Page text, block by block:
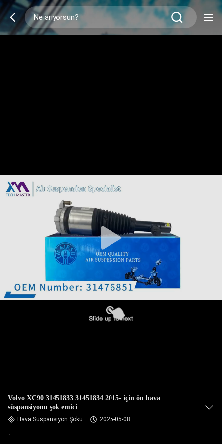
Volvo XC90 31451833 31451834 2015- için ön hava
süspansiyonu şok emici
Hava Süspansiyon Şoku 2025-05-08